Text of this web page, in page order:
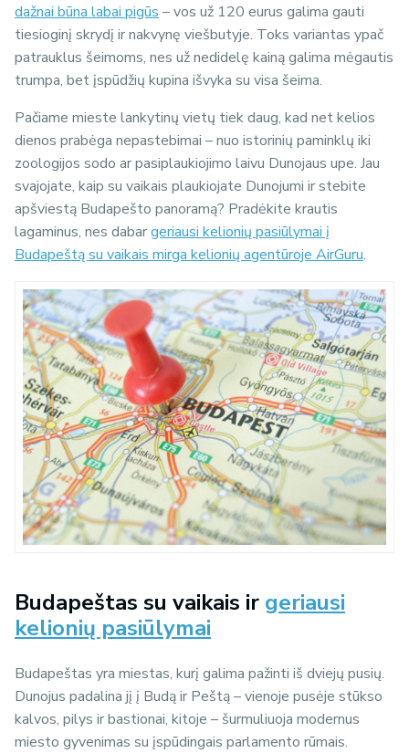
dažnai būna labai pigūs – vos už 120 eurus galima gauti
tiesioginį skrydį ir nakvynę viešbutyje. Toks variantas ypač
patrauklus šeimoms, nes už nedidelę kainą galima mėgautis
trumpa, bet įspūdžių kupina išvyka su visa šeima.
Pačiame mieste lankytinų vietų tiek daug, kad net kelios
dienos prabėga nepastebimai – nuo istorinių paminklų iki
zoologijos sodo ar pasiplaukiojimo laivu Dunojaus upe. Jau
svajojate, kaip su vaikais plaukiojate Dunojumi ir stebite
apšviestą Budapešto panoramą? Pradėkite krautis
lagaminus, nes dabargeriausi kelionių pasiūlymai į
Budapeštą su vaikais mirga kelionių agentūroje AirGuru.
Budapeštas su vaikais ir geriausi
kelionių pasiūlymai
Budapeštas yra miestas, kurį galima pažinti iš dviejų pusių.
Dunojus padalina jį į Budą ir Peštą – vienoje pusėje stūkso
kalvos, pilys ir bastionai, kitoje – šurmuliuoja modernus
miesto gyvenimas su įspūdingais parlamento rūmais.